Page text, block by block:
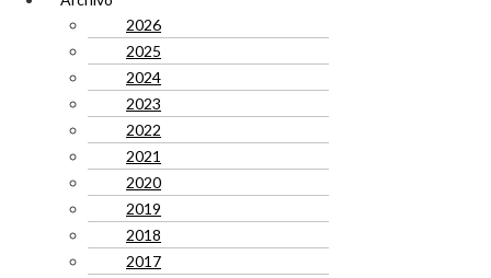
2026
2025
2024
2023
2022
2021
2020
2019
2018
2017